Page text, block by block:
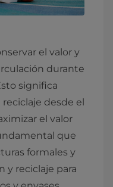
el valor y
durante
significa
desde el
el valor
que
formales y
y reciclaje para